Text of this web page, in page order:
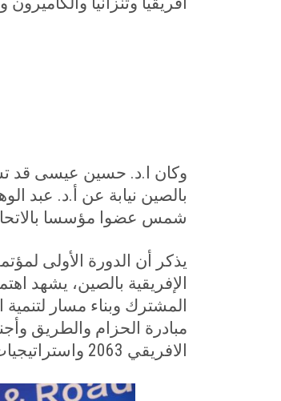
وكان ا.د. حسين عيسى قد
بالصين نيابة عن أ.د.
شمس عضوا مؤسسا بالاتحاد
يذكر أن الدورة الأولى
الإفريقية بالصين، يشهد
المشترك وبناء مسار
الافريقي 2063 واستراتيجيات التنمية الخاصة بدول أفريقيا